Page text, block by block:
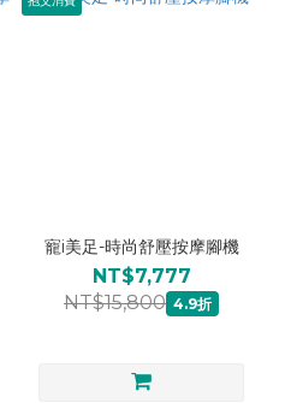
寵i美足-時尚舒壓按摩腳機
NT$7,777
NT$15,800 4.9折